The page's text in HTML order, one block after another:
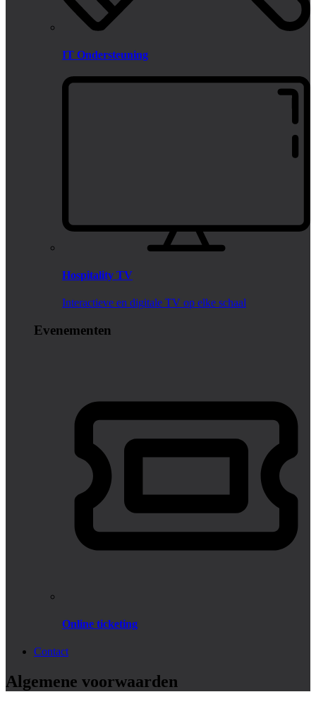
IT Ondersteuning
Hospitality TV
Interactieve en digitale TV op elke schaal
Evenementen
Online ticketing
Contact
Algemene voorwaarden